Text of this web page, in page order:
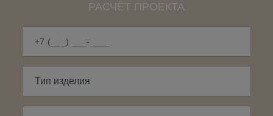
РАСЧЁТ ПРОЕКТА